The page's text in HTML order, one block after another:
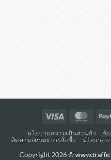
Visa
นโยบายความเป็นส่วนตัว
ข้อ
ติดตามสถานะการสั่งซื้อ
นโยบายก
Copyright 2026 ©